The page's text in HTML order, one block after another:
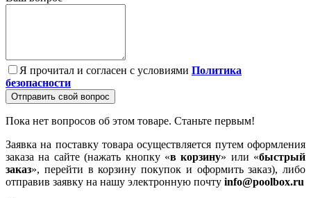
Я прочитал и согласен с условиями Политика
безопасности
Отправить свой вопрос
Пока нет вопросов об этом товаре. Станьте первым!
Заявка на поставку товара осуществляется путем оформления
заказа на сайте (нажать кнопку «в корзину» или «быстрый
заказ», перейти в корзину покупок и оформить заказ), либо
отправив заявку на нашу электронную почту info@poolbox.ru